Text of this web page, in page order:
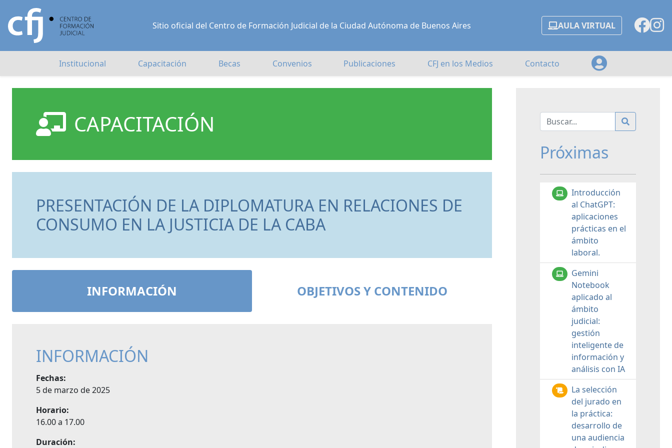
Sitio oficial del Centro de Formación Judicial de la Ciudad Autónoma de Buenos Aires AULA VIRTUAL
Institucional Capacitación Becas Convenios Publicaciones CFJ en los Medios Contacto
CAPACITACIÓN
PRESENTACIÓN DE LA DIPLOMATURA EN RELACIONES DE
CONSUMO EN LA JUSTICIA DE LA CABA
INFORMACIÓN OBJETIVOS Y CONTENIDO
INFORMACIÓN
Fechas:
5 de marzo de 2025
Horario:
16.00 a 17.00
Duración:
Próximas
Introducción
al ChatGPT:
aplicaciones
prácticas en el
ámbito
laboral.
Gemini
Notebook
aplicado al
ámbito
judicial:
gestión
inteligente de
información y
análisis con IA
La selección
del jurado en
la práctica:
desarrollo de
una audiencia